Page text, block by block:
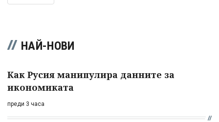
НАЙ-НОВИ
Как Русия манипулира данните за
икономиката
преди 3 часа